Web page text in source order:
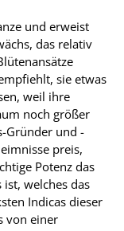
und erweist
das relativ
sie etwas
weil ihre
noch größer
Gründer und -
preis,
Potenz das
ist, welches das
Indicas dieser
von einer